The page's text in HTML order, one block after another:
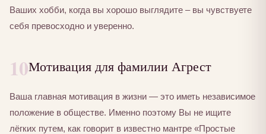
Ваших хобби, когда вы хорошо выглядите – вы чувствуете
себя превосходно и уверенно.
10Мотивация для фамилии Агрест
Ваша главная мотивация в жизни — это иметь независимое
положение в обществе. Именно поэтому Вы не ищите
лёгких путем, как говорит в известно мантре «Простые